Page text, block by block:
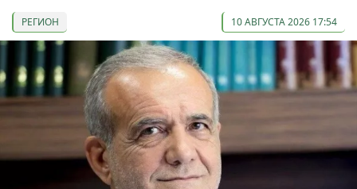
РЕГИОН 10 АВГУСТА 2026 17:54